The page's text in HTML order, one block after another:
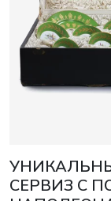
СЕРВИЗ С